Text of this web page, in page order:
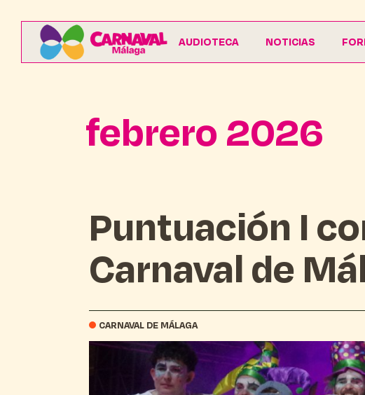
AUDIOTECA NOTICIAS
febrero 2026
Puntuación I
Carnaval de
CARNAVAL DE MÁLAGA